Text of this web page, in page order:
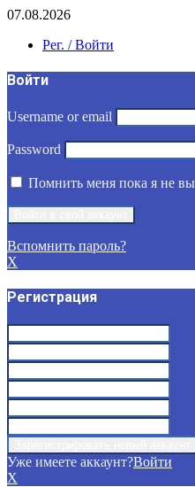
07.08.2026
Рег. / Войти
Войти
Username or email
Password
Помнить меня пока я не
Вспомнить пароль?
X
Регистрация
Уже имеете аккаунт?Войти
X